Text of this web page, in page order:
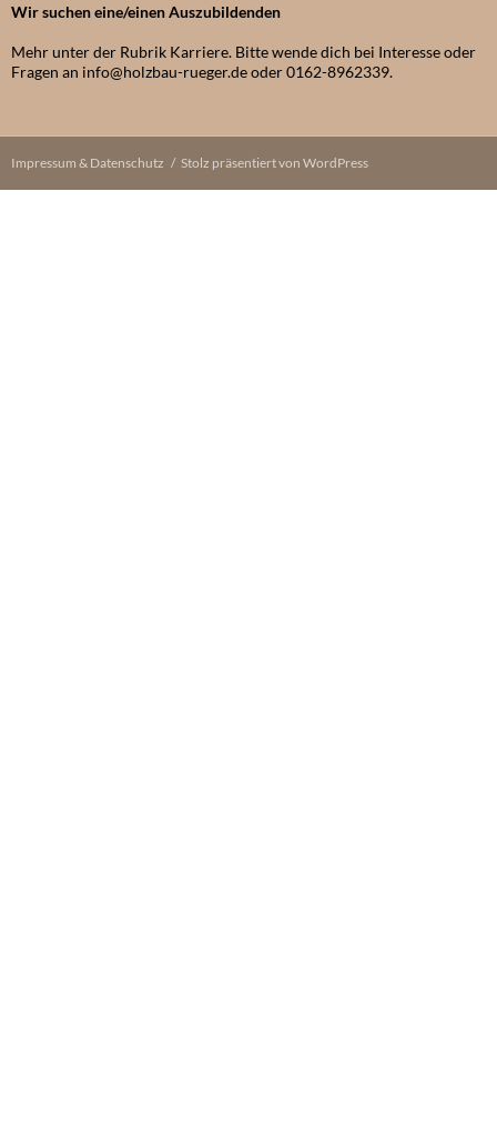
Wir suchen eine/einen Auszubildenden
Mehr unter der Rubrik Karriere. Bitte wende dich bei Interesse oder
Fragen an info@holzbau-rueger.de oder 0162-8962339.
Impressum & Datenschutz Stolz präsentiert von WordPress